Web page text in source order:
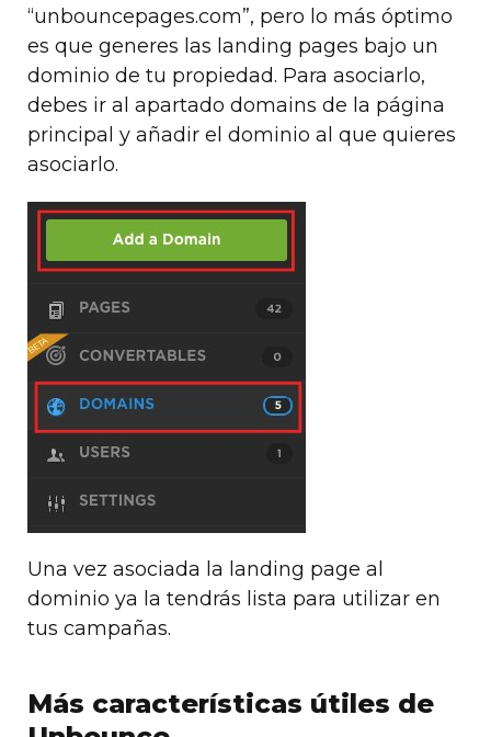
“unbouncepages.com”, pero lo más óptimo
es que generes las landing pages bajo un
dominio de tu propiedad. Para asociarlo,
debes ir al apartado domains de la página
principal y añadir el dominio al que quieres
asociarlo.
Una vez asociada la landing page al
dominio ya la tendrás lista para utilizar en
tus campañas.
Más características útiles de